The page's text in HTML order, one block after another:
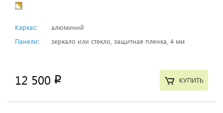
Каркас:
алюминий
Панели:
зеркало или стекло, защитная пленка, 4 мм
12 500 p КУПИТЬ